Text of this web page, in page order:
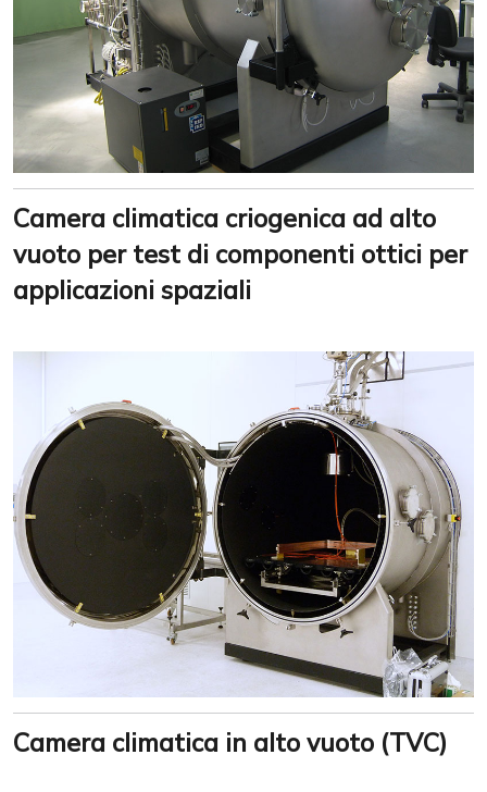
Camera climatica criogenica ad alto
vuoto per test di componenti ottici per
applicazioni spaziali
Camera climatica in alto vuoto (TVC)